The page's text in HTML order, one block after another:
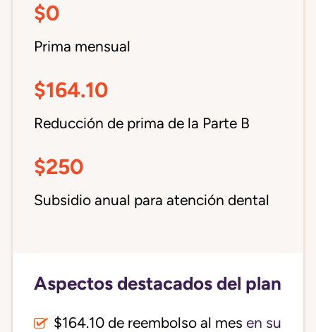
$0
Prima mensual
$164.10
Reducción de prima de la Parte B
$250
Subsidio anual para atención dental
Aspectos destacados del plan
$164.10 de reembolso al mes en su